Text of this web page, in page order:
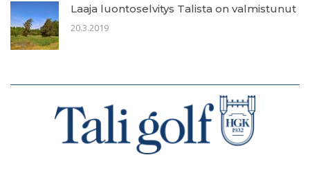
Laaja luontoselvitys Talista on valmistunut
20.3.2019